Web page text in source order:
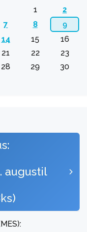
1
2
7 8
9
14 15
16
21 22
23
28 29
30
augustil